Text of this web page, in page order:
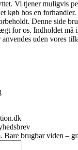
Vi tjener muligvis
køb hos en forhandler.
Denne side
for os. Indholdet må
uden vores
Bare brugbar viden –